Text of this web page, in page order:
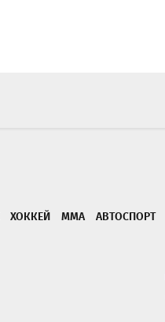
ХОККЕЙ ММА АВТОСПОРТ